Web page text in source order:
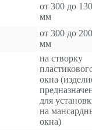
от 300 до
мм
от 300 до
мм
на створку
окна
для
на
окна)